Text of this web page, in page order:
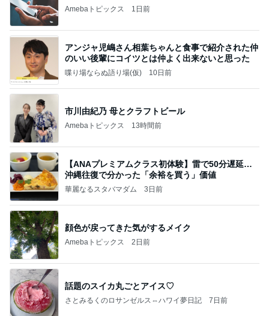
Amebaトピックス 1日前
アンジャ児嶋さん相葉ちゃんと食事で紹介された仲
のいい後輩にコイツとは仲よく出来ないと思った
喋り場ならぬ語り場(仮) 10日前
市川由紀乃 母とクラフトビール
Amebaトピックス 13時間前
【ANAプレミアムクラス初体験】雷で50分遅延…
沖縄往復で分かった「余裕を買う」価値
華麗なるスタバマダム 3日前
顔色が戻ってきた気がするメイク
Amebaトピックス 2日前
話題のスイカ丸ごとアイス♡
さとみるくのロサンゼルス⇔ハワイ夢日記 7日前